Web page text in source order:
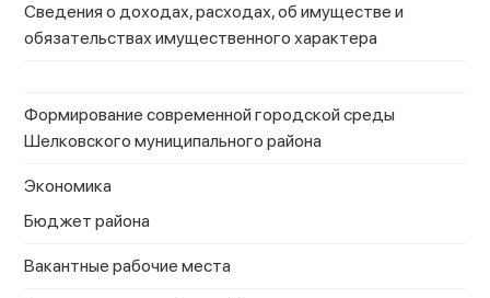
Сведения о доходах, расходах, об имуществе и
обязательствах имущественного характера
Формирование современной городской среды
Шелковского муниципального района
Экономика
Бюджет района
Вакантные рабочие места